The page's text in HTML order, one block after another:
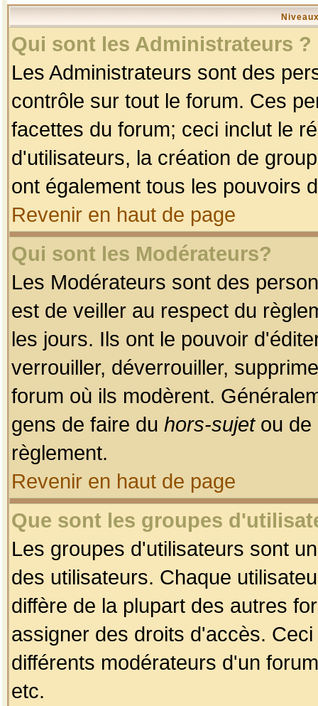
Qui sont les Administrateurs ?
Les Administrateurs sont des
contrôle sur tout le forum. Ces
facettes du forum; ceci inclut le
d'utilisateurs, la création de
ont également tous les pouvoirs
Revenir en haut de page
Qui sont les Modérateurs?
Les Modérateurs sont des
est de veiller au respect du
les jours. Ils ont le pouvoir
verrouiller, déverrouiller,
forum où ils modèrent.
gens de faire du hors-sujetou de
règlement.
Revenir en haut de page
Que sont les groupes
Les groupes d'utilisateurs sont
des utilisateurs. Chaque
diffère de la plupart des autres
assigner des droits d'accès.
différents modérateurs d'un
etc.